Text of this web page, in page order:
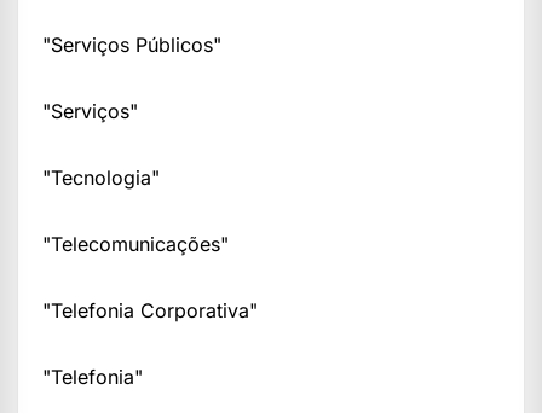
"Serviços Públicos"
"Serviços"
"Tecnologia"
"Telecomunicações"
"Telefonia Corporativa"
"Telefonia"